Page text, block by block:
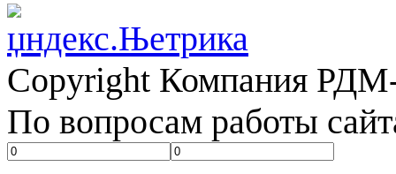
Copyright Компания
По вопросам работы